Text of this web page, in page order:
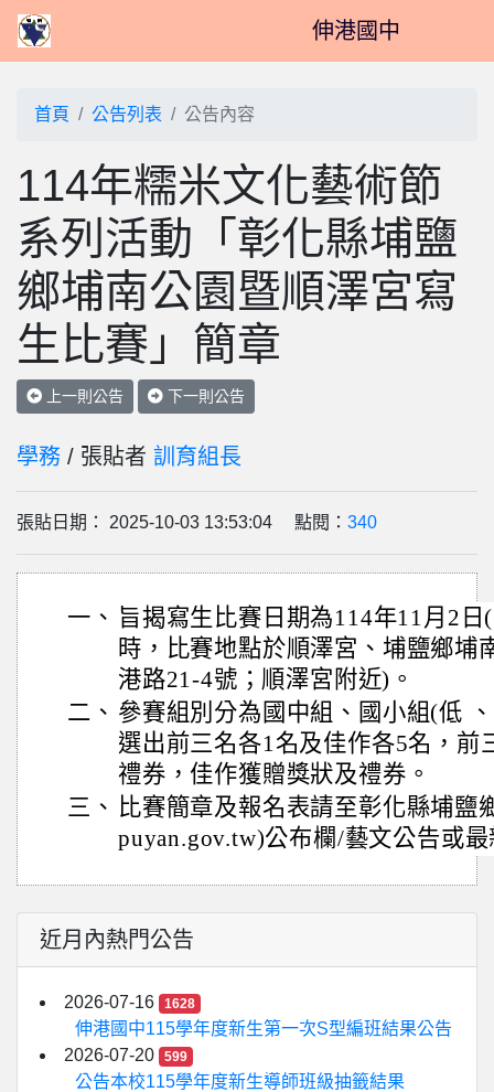
伸港國中
首頁 公告列表 公告內容
114年糯米文化藝術節
系列活動「彰化縣埔鹽
鄉埔南公園暨順澤宮寫
生比賽」簡章
上一則公告 下一則公告
學務 / 張貼者 訓育組長
張貼日期： 2025-10-03 13:53:04 點閱： 340
一、 旨揭寫生比賽日期為114年11月2
時，比賽地點於順澤宮、埔鹽鄉埔
港路21-4號；順澤宮附近)。
二、 參賽組別分為國中組、國小組(低
選出前三名各1名及佳作各5名，前
禮券，佳作獲贈獎狀及禮券。
三、 比賽簡章及報名表請至彰化縣埔鹽
puyan.gov.tw)公布欄/藝文公告或
近月內熱門公告
2026-07-16 1628
伸港國中115學年度新生第一次S型編班結果公告
2026-07-20
599
公告本校115學年度新生導師班級抽籤結果